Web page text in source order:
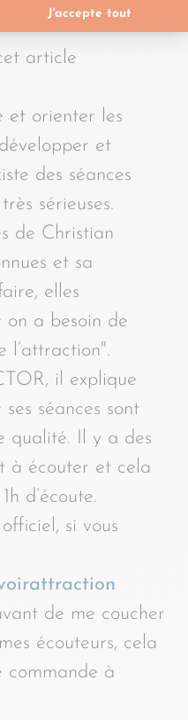
article
et orienter les
et
des séances
sérieuses.
de Christian
et sa
elles
on a besoin de
l’attraction".
il explique
séances sont
qualité. Il y a des
à écouter et cela
d’écoute.
si vous
de me coucher
écouteurs, cela
commande à